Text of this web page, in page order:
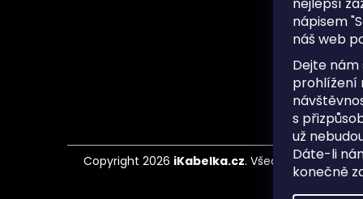
nápisem
náš web
Dejte
prohlížení
s
už
Dáte-li
konečně
Často
Copyright 2026 iKabelka.cz. Všechna práva